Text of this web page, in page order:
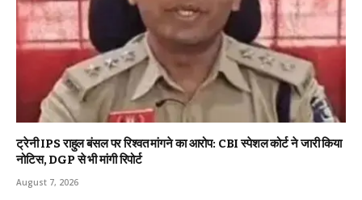
ट्रेनी IPS राहुल बंसल पर रिश्वत मांगने का आरोप: CBI स्पेशल कोर्ट ने जारी किया
नोटिस, DGP से भी मांगी रिपोर्ट
August 7, 2026